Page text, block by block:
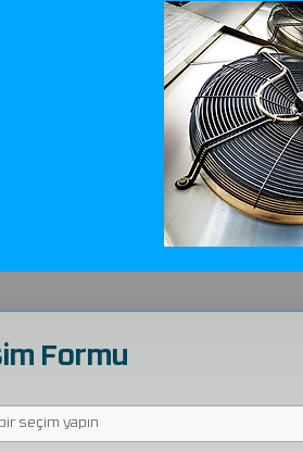
Formu
seçim yapın